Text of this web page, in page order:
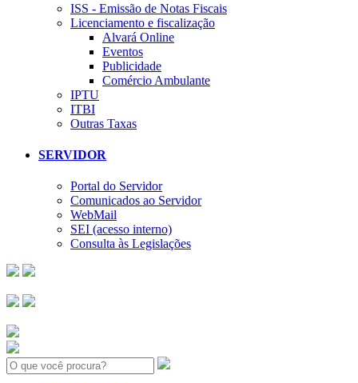
ISS - Emissão de Notas Fiscais
Licenciamento e fiscalização
Alvará Online
Eventos
Publicidade
Comércio Ambulante
IPTU
ITBI
Outras Taxas
SERVIDOR
Portal do Servidor
Comunicados ao Servidor
WebMail
SEI (acesso interno)
Consulta às Legislações
Search: